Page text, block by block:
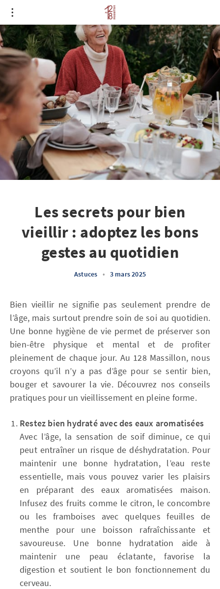
Les secrets pour bien
vieillir : adoptez les bons
gestes au quotidien
Astuces • 3 mars 2025
Bien vieillir ne signifie pas seulement prendre de
l’âge, mais surtout prendre soin de soi au quotidien.
Une bonne hygiène de vie permet de préserver son
bien-être physique et mental et de profiter
pleinement de chaque jour. Au 128 Massillon, nous
croyons qu’il n’y a pas d’âge pour se sentir bien,
bouger et savourer la vie. Découvrez nos conseils
pratiques pour un vieillissement en pleine forme.
Restez bien hydraté avec des eaux aromatisées
Avec l’âge, la sensation de soif diminue, ce qui
peut entraîner un risque de déshydratation. Pour
maintenir une bonne hydratation, l’eau reste
essentielle, mais vous pouvez varier les plaisirs
en préparant des eaux aromatisées maison.
Infusez des fruits comme le citron, le concombre
ou les framboises avec quelques feuilles de
menthe pour une boisson rafraîchissante et
savoureuse. Une bonne hydratation aide à
maintenir une peau éclatante, favorise la
digestion et soutient le bon fonctionnement du
cerveau.